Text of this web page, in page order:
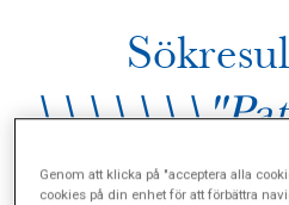
Genom att klicka på "acceptera alla
cookies på din enhet för att förbättra